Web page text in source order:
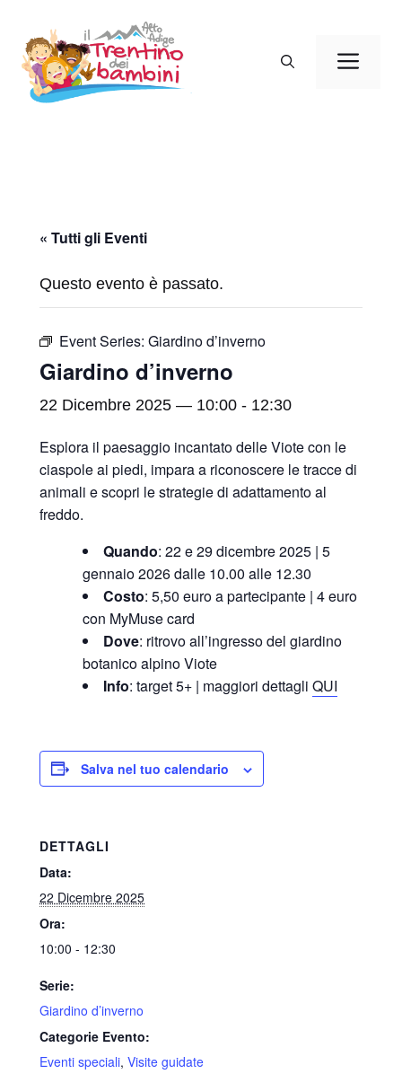
contenuto
« Tutti gli Eventi
Questo evento è passato.
Event Series: Giardino d’inverno
Giardino d’inverno
22 Dicembre 2025 — 10:00 - 12:30
Esplora il paesaggio incantato delle Viote con le
ciaspole ai piedi, impara a riconoscere le tracce di
animali e scopri le strategie di adattamento al
freddo.
Quando: 22 e 29 dicembre 2025 | 5
gennaio 2026 dalle 10.00 alle 12.30
Costo: 5,50 euro a partecipante | 4 euro
con MyMuse card
Dove: ritrovo all’ingresso del giardino
botanico alpino Viote
Info: target 5+ | maggiori dettagli QUI
Salva nel tuo calendario
DETTAGLI
Data:
22 Dicembre 2025
Ora:
10:00 - 12:30
Serie:
Giardino d’inverno
Categorie Evento:
Eventi speciali, Visite guidate